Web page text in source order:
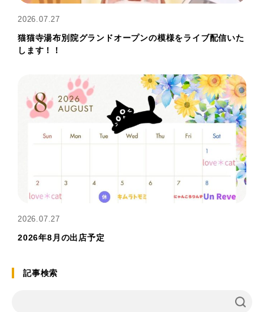
2026.07.27
猫猫寺湯布別院グランドオープンの模様をライブ配信いた
します！！
2026.07.27
2026年8月の出店予定
記事検索